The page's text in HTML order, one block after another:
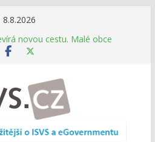
8.8.2026
novou cestu. Malé obce
mohou více spolupracovat
systém dlouhodobého řízení
v plném provozu
architekturu a řízení ICT
z nového jednání
vždy po ruce. SMS ČR spouští